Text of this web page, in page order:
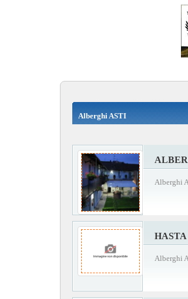
Alberghi ASTI
Alberghi
Alberghi